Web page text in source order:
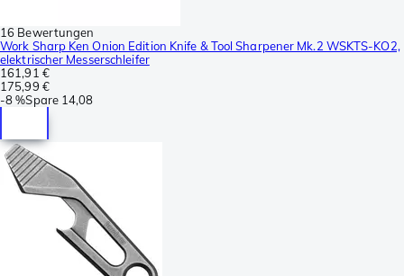
16 Bewertungen
Work Sharp Ken Onion Edition Knife & Tool Sharpener Mk.2 WSKTS-KO2,
elektrischer Messerschleifer
161,91 €
175,99 €
-8 %Spare 14,08